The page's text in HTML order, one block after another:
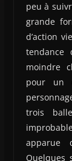
peu à
grande
d’action
tendance
moindre
pour un
trois
apparue